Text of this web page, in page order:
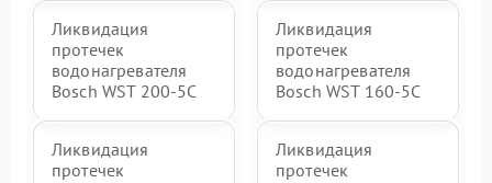
Ликвидация
протечек
водонагревателя
Bosch WST 200-5C
Ликвидация
протечек
водонагревателя
Bosch WST 160-5C
Ликвидация
протечек
Ликвидация
протечек